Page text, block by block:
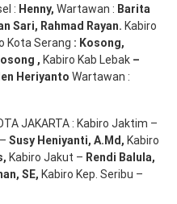
: Henny, Wartawan : Barita
Sari, Rahmad Rayan. Kabiro
Kota Serang : Kosong,
, Kabiro Kab Lebak –
Heriyanto Wartawan :
JAKARTA : Kabiro Jaktim –
Susy Heniyanti, A.Md , Kabiro
, Kabiro Jakut – Rendi Balula,
SE, Kabiro Kep. Seribu –